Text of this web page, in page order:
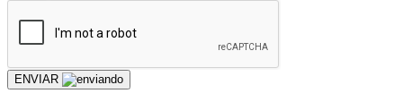
ENVIAR